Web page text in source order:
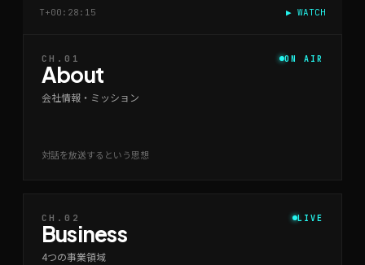
T+00:28:15 ▶ WATCH
CH.01 ON AIR
About
会社情報・ミッション
対話を放送するという思想
CH.02 LIVE
Business
4つの事業領域